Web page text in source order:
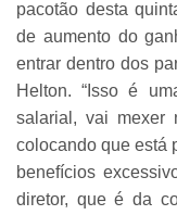
pacotão desta
de aumento do
entrar dentro dos
Helton. “Isso é
salarial, vai mexer
colocando que está
benefícios
diretor, que é da